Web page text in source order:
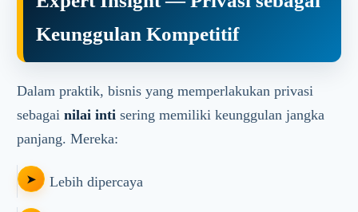
Keunggulan Kompetitif
Dalam praktik, bisnis yang memperlakukan privasi
sebagainilai inti sering memiliki keunggulan jangka
panjang. Mereka:
Lebih dipercaya